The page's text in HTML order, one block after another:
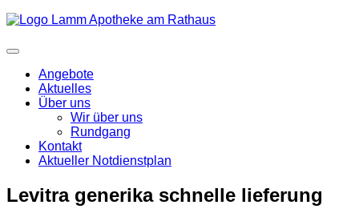
Angebote
Aktuelles
Über uns
Wir über uns
Rundgang
Kontakt
Aktueller Notdienstplan
Levitra generika schnelle lieferung